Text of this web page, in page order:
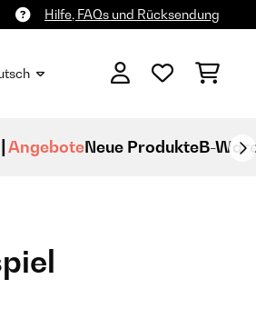
Hilfe, FAQs und Rücksendung
AngeboteNeue ProdukteB-